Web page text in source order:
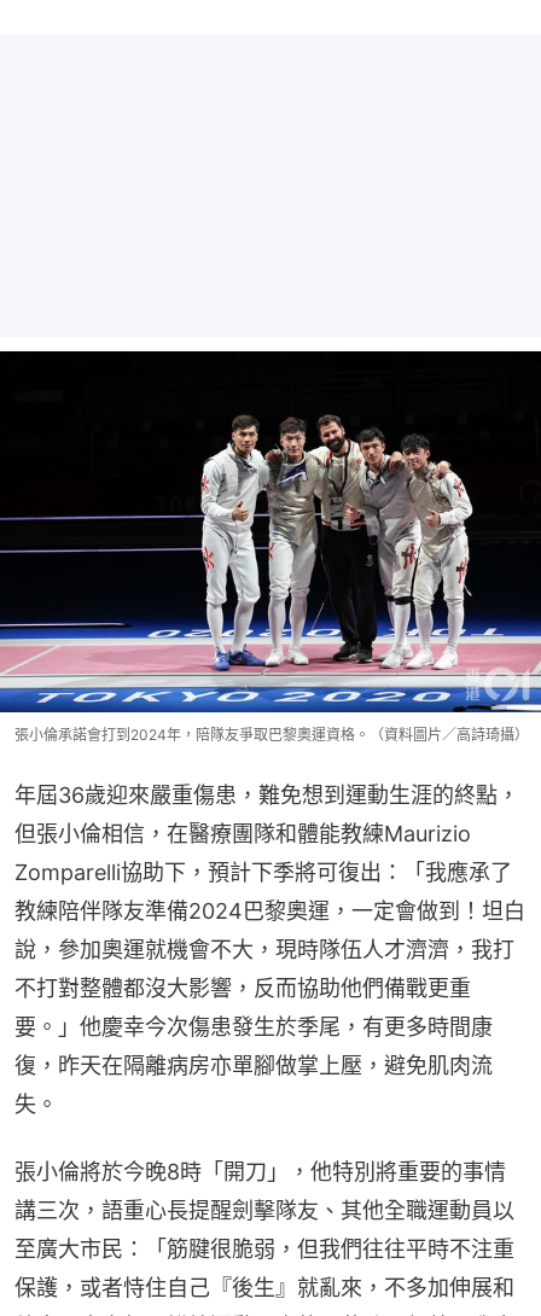
張小倫承諾會打到2024年，陪隊友爭取巴黎奧運資格。（資料圖片／高詩琦攝）
年屆36歲迎來嚴重傷患，難免想到運動生涯的終點，
但張小倫相信，在醫療團隊和體能教練Maurizio
Zomparelli協助下，預計下季將可復出：「我應承了
教練陪伴隊友準備2024巴黎奧運，一定會做到！坦白
說，參加奧運就機會不大，現時隊伍人才濟濟，我打
不打對整體都沒大影響，反而協助他們備戰更重
要。」他慶幸今次傷患發生於季尾，有更多時間康
復，昨天在隔離病房亦單腳做掌上壓，避免肌肉流
失。
張小倫將於今晚8時「開刀」，他特別將重要的事情
講三次，語重心長提醒劍擊隊友、其他全職運動員以
至廣大市民：「筋腱很脆弱，但我們往往平時不注重
保護，或者恃住自己『後生』就亂來，不多加伸展和